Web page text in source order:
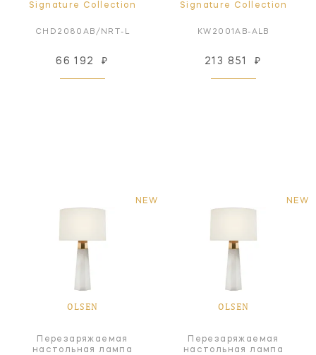
Signature Collection
CHD2080AB/NRT-L
66 192 ₽
Signature Collection
KW2001AB-ALB
213 851 ₽
NEW
OLSEN
Перезаряжаемая
настольная лампа
NEW
OLSEN
Перезаряжаемая
настольная лампа